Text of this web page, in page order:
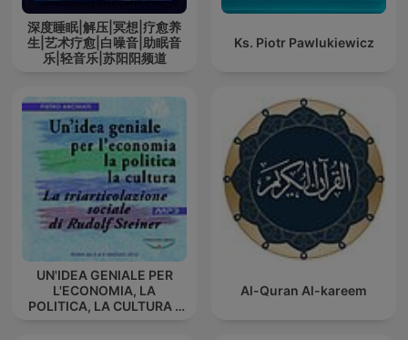
深度睡眠|解压|冥想|疗愈养
生|艺术疗愈|白噪音|助眠音
乐|轻音乐|苏阳阳频道
Ks. Piotr Pawlukiewicz
UN'IDEA GENIALE PER
L'ECONOMIA, LA
POLITICA, LA CULTURA -
Al-Quran Al-kareem